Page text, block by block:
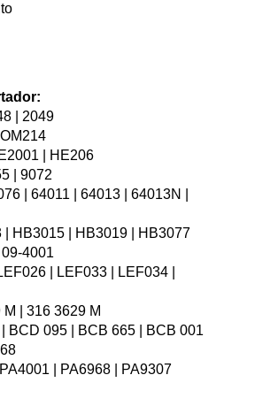
| 2049
| HE206
| 9072
| 64011 | 64013 | 64013N |
| HB3015 | HB3019 | HB3077
4001
| LEF033 | LEF034 |
| 316 3629 M
BCD 095 | BCB 665 | BCB 001
| PA6968 | PA9307